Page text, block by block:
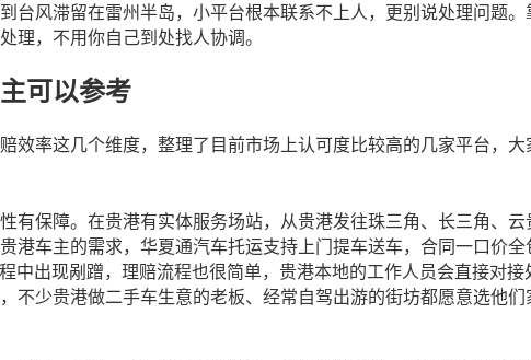
台风滞留在雷州半岛，小平台根本联系不上人，更别说处理问题
理，不用你自己到处找人协调。
可以参考
率这几个维度，整理了目前市场上认可度比较高的几家平台，大
有保障。在贵港有实体服务场站，从贵港发往珠三角、长三角、
港车主的需求，华夏通汽车托运支持上门提车送车，合同一口价
中出现剐蹭，理赔流程也很简单，贵港本地的工作人员会直接对接
少贵港做二手车生意的老板、经常自驾出游的街坊都愿意选他们